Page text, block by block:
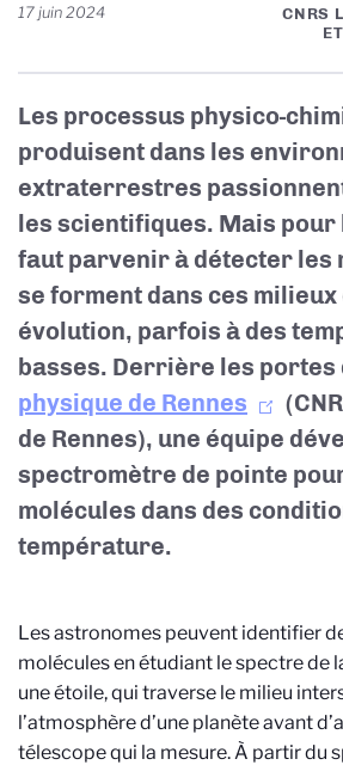
17 juin 2024
CNRS
Les processus physico-
produisent dans les
extraterrestres
les scientifiques. Mais
faut parvenir à détecter les
se forment dans ces
évolution, parfois à des
basses. Derrière les portes
physique de Rennes
de Rennes), une équipe
spectromètre de pointe
molécules dans des
température.
Les astronomes peuvent identifier
molécules en étudiant le spectre de
une étoile, qui traverse le milieu
l’atmosphère d’une planète avant
télescope qui la mesure. À partir du